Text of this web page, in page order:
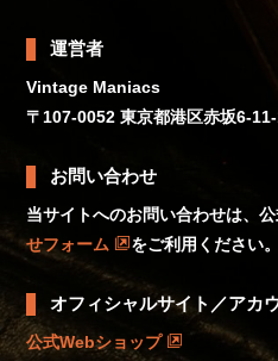
運営者
Vintage Maniacs
〒107-0052 東京都港区赤坂6-
お問い合わせ
当サイトへのお問い合わせは、
せフォーム
をご利用ください。
オフィシャルサイト／アカ
公式Webショップ